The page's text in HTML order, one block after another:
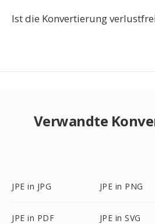
Ist die Konvertierung
Verwandte
JPE in JPG JPE in PNG
JPE in PDF JPE in SVG